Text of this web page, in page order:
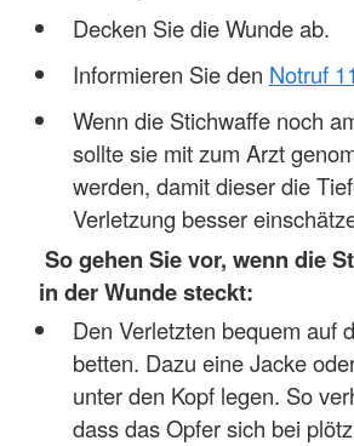
Decken Sie die Wunde ab.
Informieren Sie den Notruf
Wenn die Stichwaffe noch
sollte sie mit zum Arzt
werden, damit dieser die
Verletzung besser
So gehen Sie vor, wenn die
in der Wunde steckt:
Den Verletzten bequem auf
betten. Dazu eine Jacke
unter den Kopf legen. So
dass das Opfer sich bei